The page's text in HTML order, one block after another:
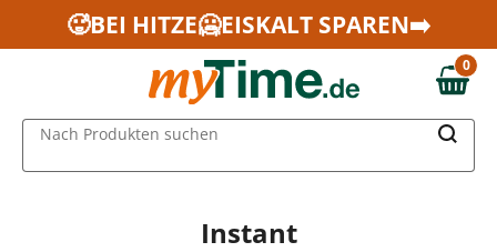
Zum Hauptinhalt springen
Zur Navigation springen
Zur Suche springen
🥵BEI HITZE🥶EISKALT SPAREN➡️
0,00 €
0
Nach Produkten suchen
Instant